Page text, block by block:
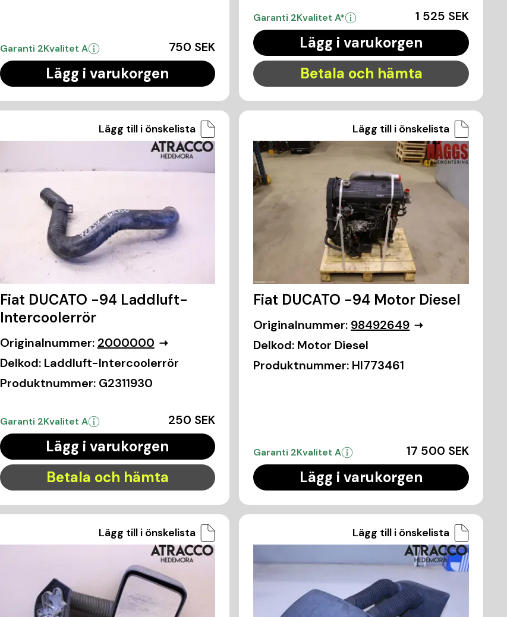
Garanti 2Kvalitet A 750 SEK
Lägg i varukorgen
Garanti 2Kvalitet A* 1 525 SEK
Lägg i varukorgen
Betala och hämta
Lägg till i önskelista
Fiat DUCATO -94 Laddluft-
Intercoolerrör
Originalnummer: 2000000
Delkod: Laddluft-Intercoolerrör
Produktnummer: G2311930
Garanti 2Kvalitet A 250 SEK
Lägg i varukorgen
Betala och hämta
Lägg till i önskelista
Fiat DUCATO -94 Motor Diesel
Originalnummer: 98492649
Delkod: Motor Diesel
Produktnummer: HI773461
Garanti 2Kvalitet A 17 500 SEK
Lägg i varukorgen
Lägg till i önskelista Lägg till i önskelista